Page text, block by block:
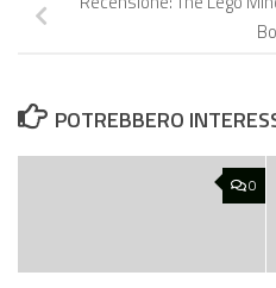
POTREBBERO
0